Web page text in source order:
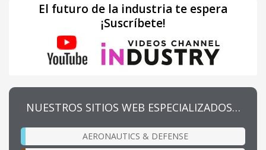
El futuro de la industria te espera
¡Suscríbete!
NUESTROS SITIOS WEB ESPECIALIZADOS…
AERONAUTICS & DEFENSE